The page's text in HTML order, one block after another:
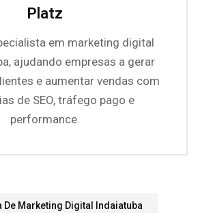
Platz
em marketing digital
ajudando empresas a gerar
e aumentar vendas com
de SEO, tráfego pago e
performance.
De Marketing Digital Indaiatuba